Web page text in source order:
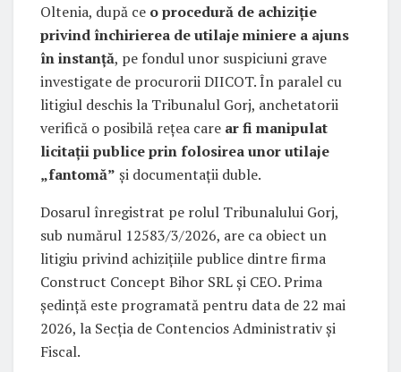
Oltenia, după ce o procedură de achiziție
privind închirierea de utilaje miniere a ajuns
în instanță, pe fondul unor suspiciuni grave
investigate de procurorii DIICOT. În paralel cu
litigiul deschis la Tribunalul Gorj, anchetatorii
verifică o posibilă rețea care ar fi manipulat
licitații publice prin folosirea unor utilaje
„fantomă” și documentații duble.
Dosarul înregistrat pe rolul Tribunalului Gorj,
sub numărul 12583/3/2026, are ca obiect un
litigiu privind achizițiile publice dintre firma
Construct Concept Bihor SRL și CEO. Prima
ședință este programată pentru data de 22 mai
2026, la Secția de Contencios Administrativ și
Fiscal.